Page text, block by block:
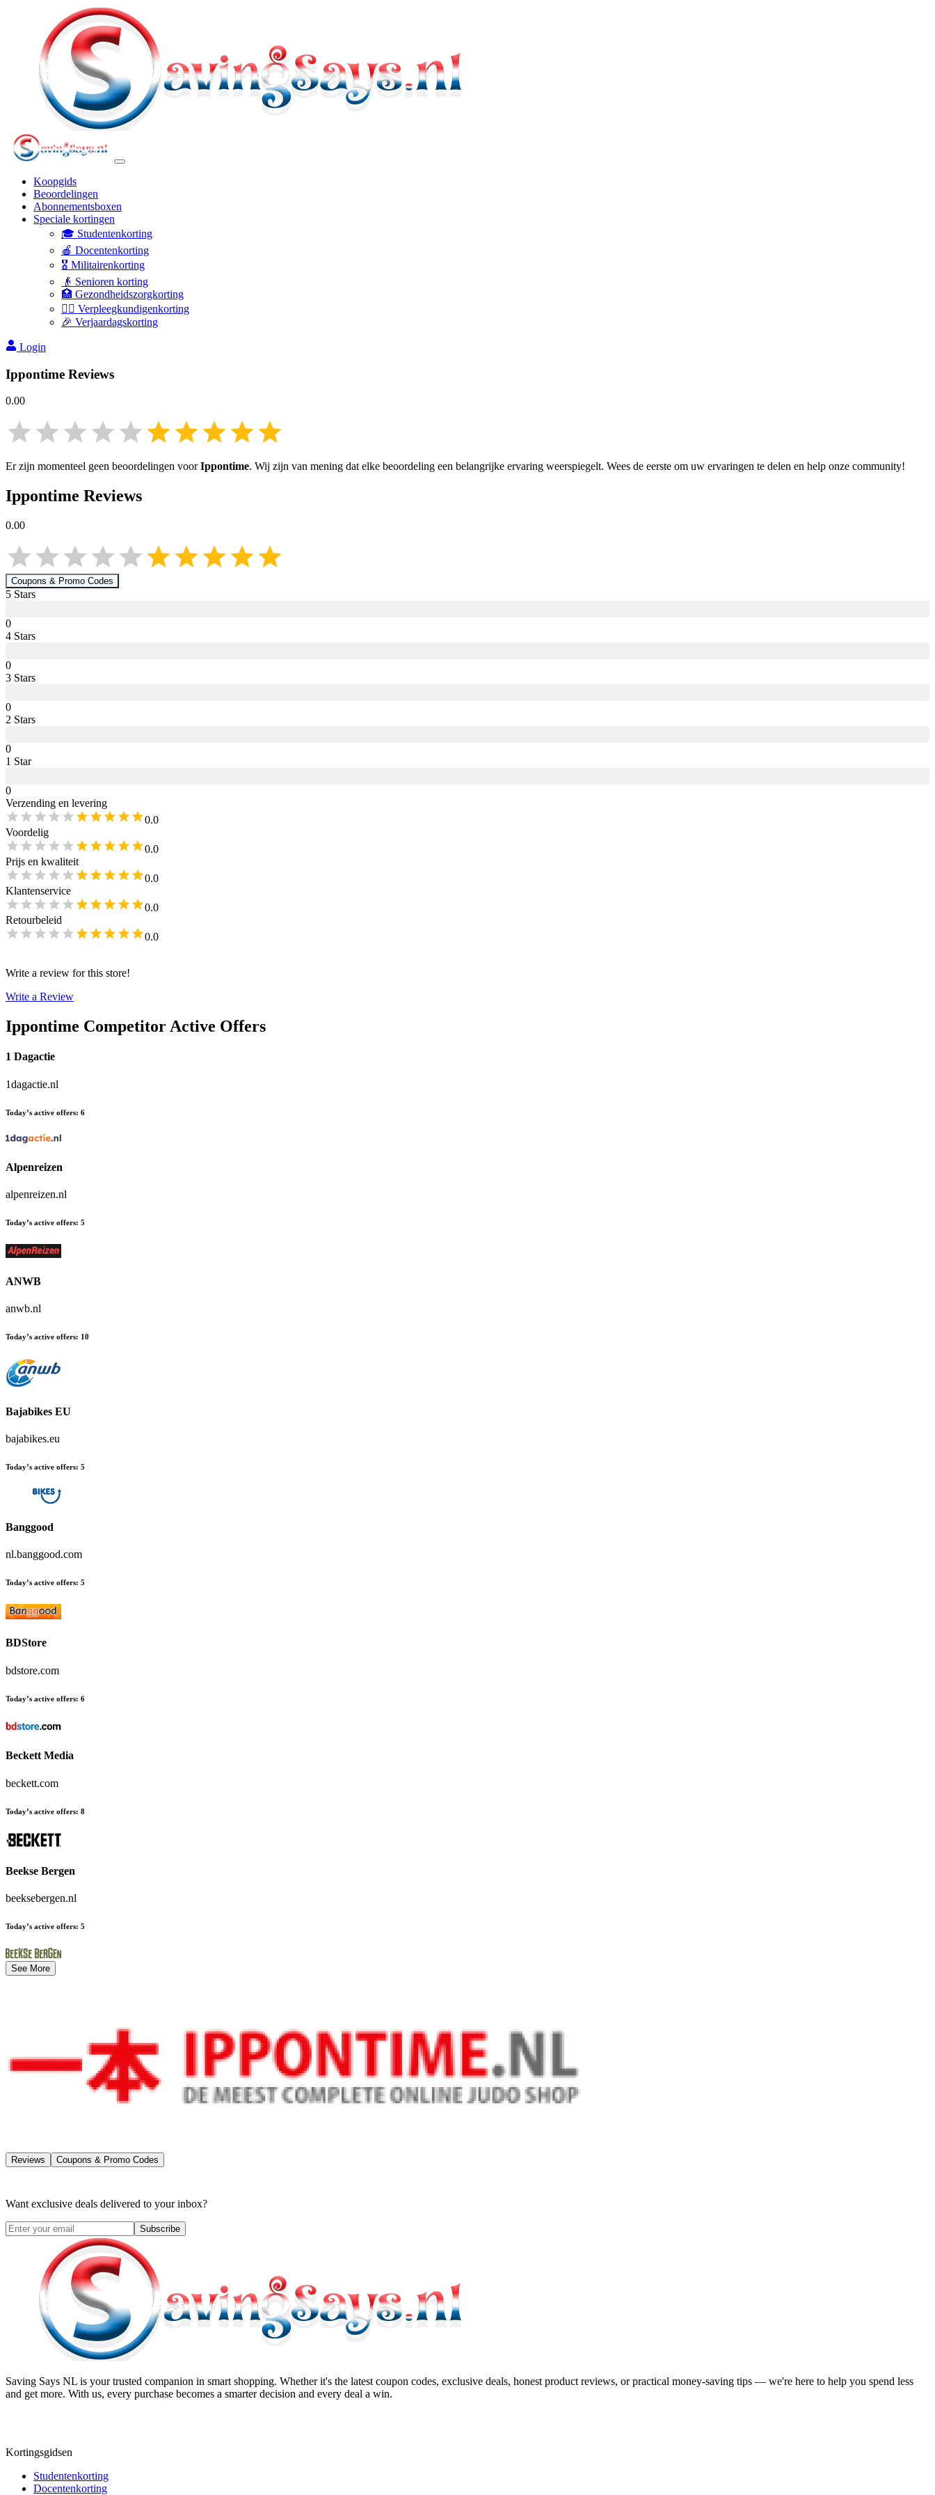
Koopgids
Beoordelingen
Abonnementsboxen
Speciale kortingen
🎓 Studentenkorting
🍎 Docentenkorting
🎖️ Militairenkorting
👴 Senioren korting
🏥 Gezondheidszorgkorting
👩‍⚕️ Verpleegkundigenkorting
🎉 Verjaardagskorting
Login
Ippontime Reviews
0.00
Er zijn momenteel geen beoordelingen voorIppontime. Wij zijn van mening dat elke beoordeling een belangrijke ervaring weerspiegelt. Wees de eerste om uw ervaringen te delen en help onze community!
Ippontime Reviews
0.00
Coupons & Promo Codes
5 Stars
0
4 Stars
0
3 Stars
0
2 Stars
0
1 Star
0
Verzending en levering
0.0
Voordelig
0.0
Prijs en kwaliteit
0.0
Klantenservice
0.0
Retourbeleid
0.0
Write a review for this store!
Write a Review
Ippontime Competitor Active Offers
1 Dagactie
1dagactie.nl
Today’s active offers: 6
Alpenreizen
alpenreizen.nl
Today’s active offers: 5
ANWB
anwb.nl
Today’s active offers: 10
Bajabikes EU
bajabikes.eu
Today’s active offers: 5
Banggood
nl.banggood.com
Today’s active offers: 5
BDStore
bdstore.com
Today’s active offers: 6
Beckett Media
beckett.com
Today’s active offers: 8
Beekse Bergen
beeksebergen.nl
Today’s active offers: 5
See More
Reviews Coupons & Promo Codes
Want exclusive deals delivered to your inbox?
Subscribe
Saving Says NL is your trusted companion in smart shopping. Whether it's the latest coupon codes, exclusive deals, honest product reviews, or practical money-saving tips — we're here to help you spend less
and get more. With us, every purchase becomes a smarter decision and every deal a win.
Kortingsgidsen
Studentenkorting
Docentenkorting